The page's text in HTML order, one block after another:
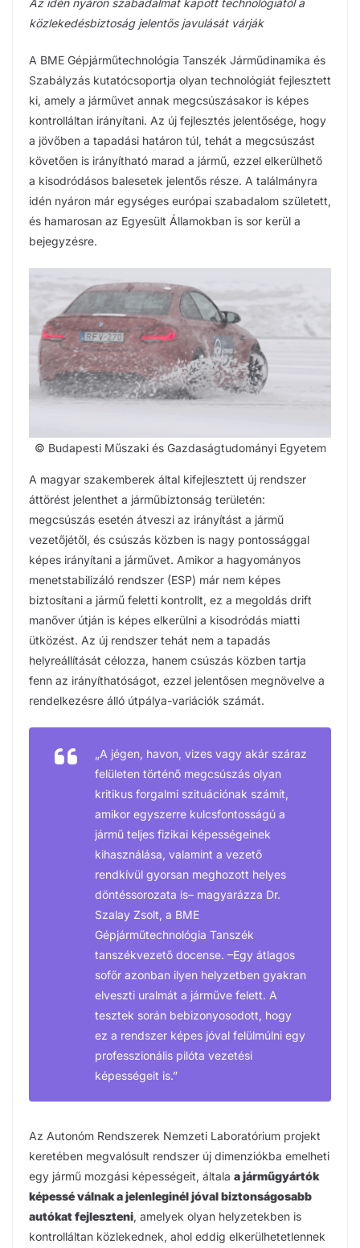
közlekedésbiztoság jelentős javulását várják
A BME Gépjárműtechnológia Tanszék Járműdinamika és
Szabályzás kutatócsoportja olyan technológiát fejlesztett
ki, amely a járművet annak megcsúszásakor is képes
kontrolláltan irányítani. Az új fejlesztés jelentősége, hogy
a jövőben a tapadási határon túl, tehát a megcsúszást
követően is irányítható marad a jármű, ezzel elkerülhető
a kisodródásos balesetek jelentős része. A találmányra
idén nyáron már egységes európai szabadalom született,
és hamarosan az Egyesült Államokban is sor kerül a
bejegyzésre.
© Budapesti Műszaki és Gazdaságtudományi Egyetem
A magyar szakemberek által kifejlesztett új rendszer
áttörést jelenthet a járműbiztonság területén:
megcsúszás esetén átveszi az irányítást a jármű
vezetőjétől, és csúszás közben is nagy pontossággal
képes irányítani a járművet. Amikor a hagyományos
menetstabilizáló rendszer (ESP) már nem képes
biztosítani a jármű feletti kontrollt, ez a megoldás drift
manőver útján is képes elkerülni a kisodródás miatti
ütközést. Az új rendszer tehát nem a tapadás
helyreállítását célozza, hanem csúszás közben tartja
fenn az irányíthatóságot, ezzel jelentősen megnövelve a
rendelkezésre álló útpálya-variációk számát.
„A jégen, havon, vizes vagy akár száraz
felületen történő megcsúszás olyan
kritikus forgalmi szituációnak számít,
amikor egyszerre kulcsfontosságú a
jármű teljes fizikai képességeinek
kihasználása, valamint a vezető
rendkívül gyorsan meghozott helyes
döntéssorozata is– magyarázza Dr.
Szalay Zsolt, a BME
Gépjárműtechnológia Tanszék
tanszékvezető docense. –Egy átlagos
sofőr azonban ilyen helyzetben gyakran
elveszti uralmát a járműve felett. A
tesztek során bebizonyosodott, hogy
ez a rendszer képes jóval felülmúlni egy
professzionális pilóta vezetési
képességeit is.”
Az Autonóm Rendszerek Nemzeti Laboratórium projekt
keretében megvalósult rendszer új dimenziókba emelheti
egy jármű mozgási képességeit, általa a járműgyártók
képessé válnak a jelenleginél jóval biztonságosabb
autókat fejleszteni, amelyek olyan helyzetekben is
kontrolláltan közlekednek, ahol eddig elkerülhetetlennek